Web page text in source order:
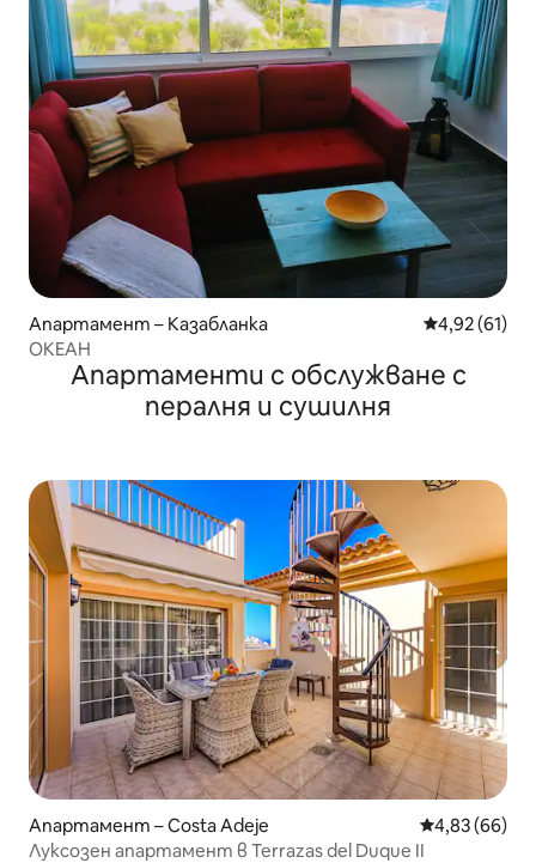
Апартамент – Казабланка Средна
4,92 (61)
ОКЕАН
Апартаменти с обслужване с
пералня и сушилня
Апартамент – Costa Adeje Средна
4,83 (66)
Луксозен апартамент в Terrazas del Duque II